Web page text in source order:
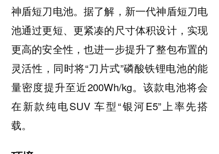
神盾短刀电池。据了解，新一代神盾短刀电
池通过更短、更紧凑的尺寸体积设计，实现
更高的安全性，也进一步提升了整包布置的
灵活性，同时将“刀片式”磷酸铁锂电池的能
量密度提升至近200Wh/kg。该款电池将会
在新款纯电SUV 车型“银河E5”上率先搭
载。